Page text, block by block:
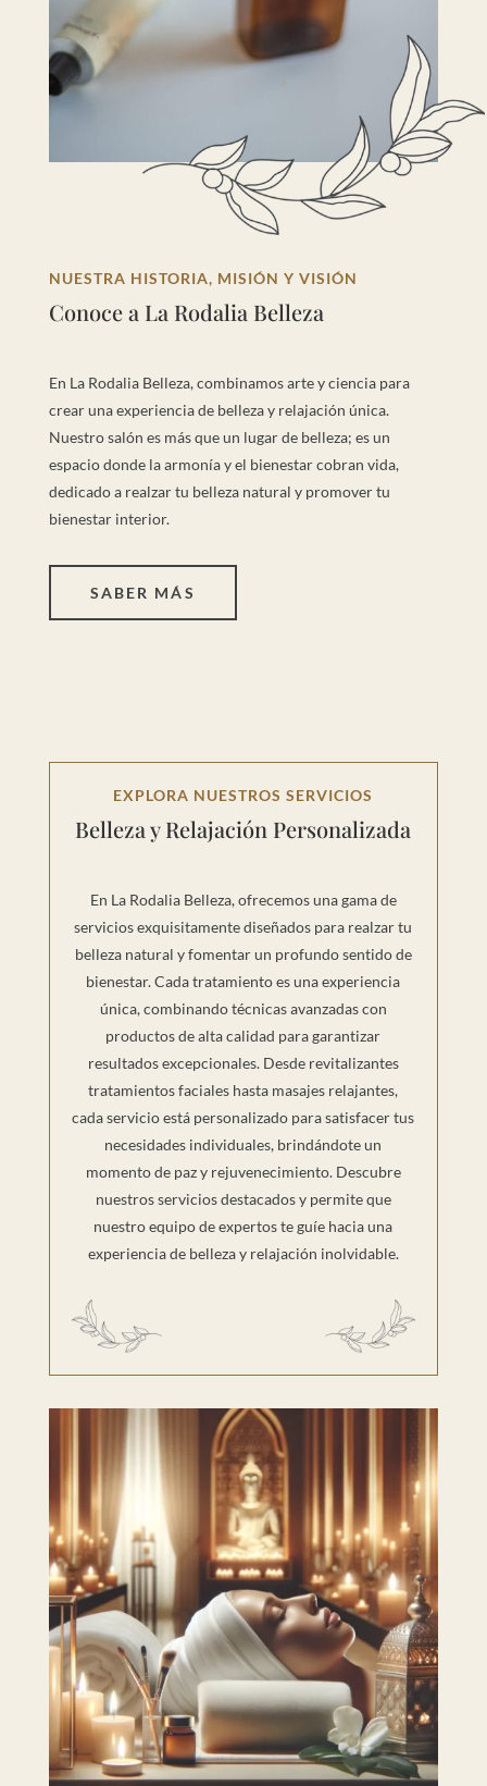
NUESTRA HISTORIA, MISIÓN Y VISIÓN
Conoce a La Rodalia Belleza
En La Rodalia Belleza, combinamos arte y ciencia para
crear una experiencia de belleza y relajación única.
Nuestro salón es más que un lugar de belleza; es un
espacio donde la armonía y el bienestar cobran vida,
dedicado a realzar tu belleza natural y promover tu
bienestar interior.
SABER MÁS
EXPLORA NUESTROS SERVICIOS
Belleza y Relajación Personalizada
En La Rodalia Belleza, ofrecemos una gama de
servicios exquisitamente diseñados para realzar tu
belleza natural y fomentar un profundo sentido de
bienestar. Cada tratamiento es una experiencia
única, combinando técnicas avanzadas con
productos de alta calidad para garantizar
resultados excepcionales. Desde revitalizantes
tratamientos faciales hasta masajes relajantes,
cada servicio está personalizado para satisfacer tus
necesidades individuales, brindándote un
momento de paz y rejuvenecimiento. Descubre
nuestros servicios destacados y permite que
nuestro equipo de expertos te guíe hacia una
experiencia de belleza y relajación inolvidable.